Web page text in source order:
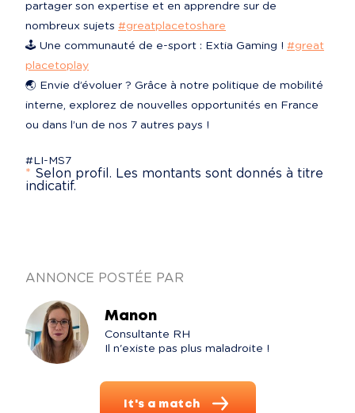
partager son expertise et en apprendre sur de
nombreux sujets #greatplacetoshare
🕹️ Une communauté de e-sport : Extia Gaming ! #great
placetoplay
🌏 Envie d’évoluer ? Grâce à notre politique de mobilité
interne, explorez de nouvelles opportunités en France
ou dans l’un de nos 7 autres pays !
#LI-MS7
* Selon profil. Les montants sont donnés à titre
indicatif.
ANNONCE POSTÉE PAR
Manon
Consultante RH
Il n'existe pas plus maladroite !
It's a match